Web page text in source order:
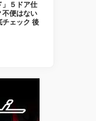
」５ドア仕
不便はない
チェック 後